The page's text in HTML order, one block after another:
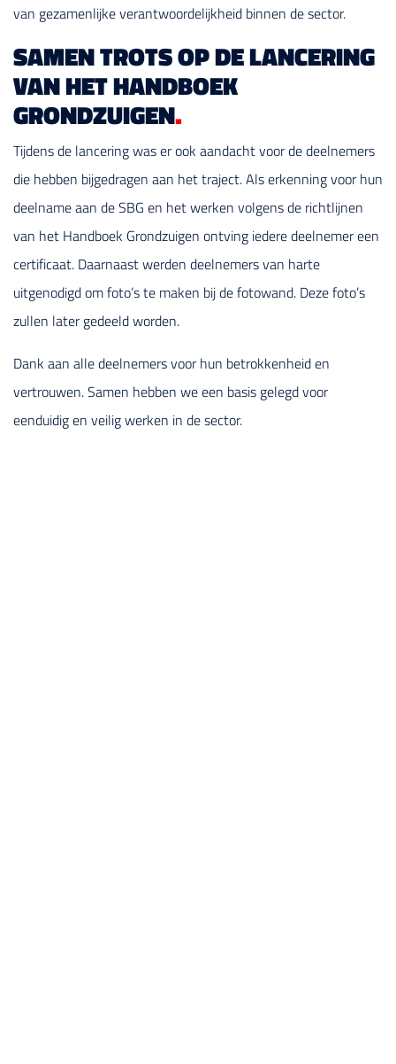
van gezamenlijke verantwoordelijkheid binnen de sector.
SAMEN TROTS OP DE LANCERING
VAN HET HANDBOEK
GRONDZUIGEN.
Tijdens de lancering was er ook aandacht voor de deelnemers
die hebben bijgedragen aan het traject. Als erkenning voor hun
deelname aan de SBG en het werken volgens de richtlijnen
van het Handboek Grondzuigen ontving iedere deelnemer een
certificaat. Daarnaast werden deelnemers van harte
uitgenodigd om foto’s te maken bij de fotowand. Deze foto’s
zullen later gedeeld worden.
Dank aan alle deelnemers voor hun betrokkenheid en
vertrouwen. Samen hebben we een basis gelegd voor
eenduidig en veilig werken in de sector.